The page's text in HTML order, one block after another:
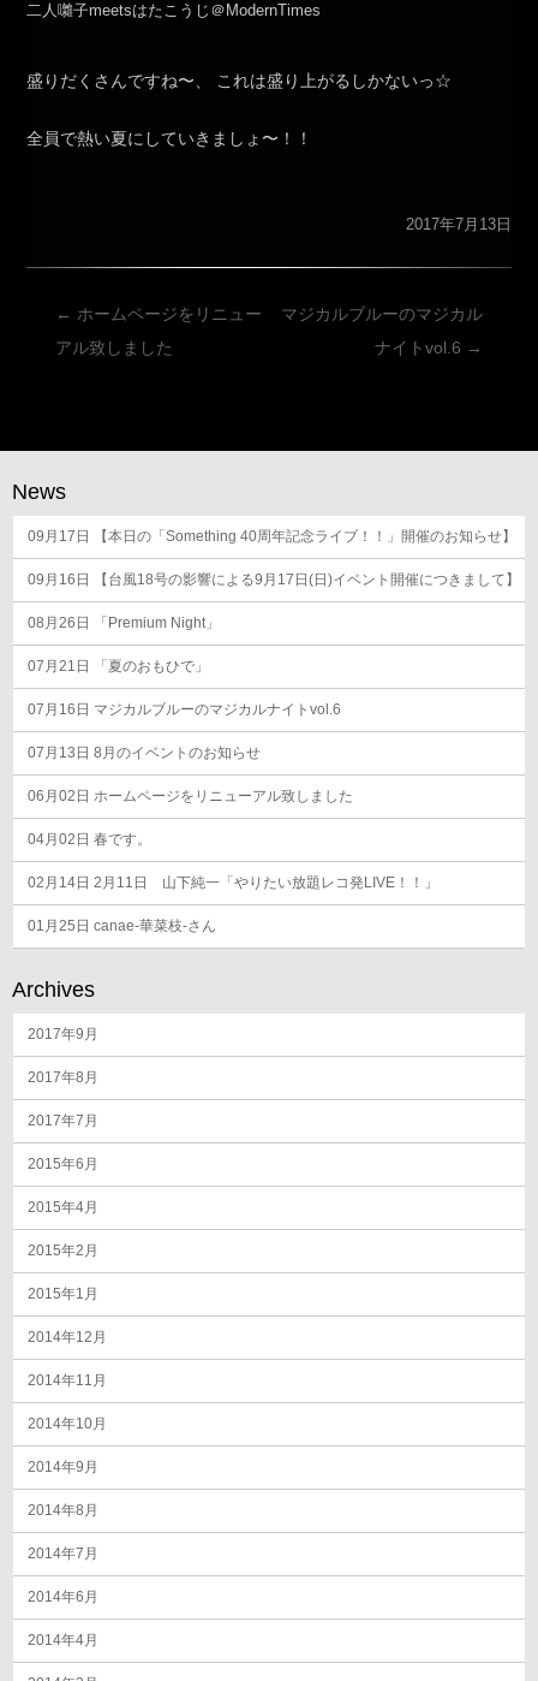
二人囃子meetsはたこうじ＠ModernTimes
盛りだくさんですね〜、 これは盛り上がるしかないっ☆
全員で熱い夏にしていきましょ〜！！
2017年7月13日
投
稿
ゲ
ー
シ
ョ
ン
← ホームページをリニュー
アル致しました
マジカルブルーのマジカル
ナイトvol.6 →
News
09月17日 【本日の「Something 40周年記念ライブ！！」開催のお知らせ】
09月16日 【台風18号の影響による9月17日(日)イベント開催につきまして】
08月26日 「Premium Night」
07月21日 「夏のおもひで」
07月16日 マジカルブルーのマジカルナイトvol.6
07月13日 8月のイベントのお知らせ
06月02日 ホームページをリニューアル致しました
04月02日 春です。
02月14日 2月11日 山下純一「やりたい放題レコ発LIVE！！」
01月25日 canae-華菜枝-さん
Archives
2017年9月
2017年8月
2017年7月
2015年6月
2015年4月
2015年2月
2015年1月
2014年12月
2014年11月
2014年10月
2014年9月
2014年8月
2014年7月
2014年6月
2014年4月